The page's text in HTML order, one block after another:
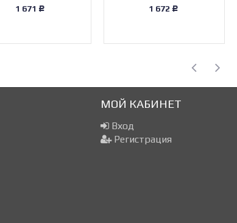
1 671 Р 1 672 Р
МОЙ КАБИНЕТ
Вход
Регистрация